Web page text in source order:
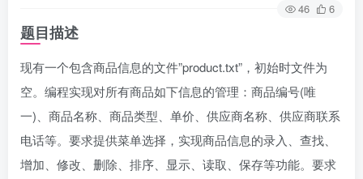
46 6
题目描述
现有一个包含商品信息的文件”product.txt”，初始时文件为
空。编程实现对所有商品如下信息的管理：商品编号(唯
一)、商品名称、商品类型、单价、供应商名称、供应商联系
电话等。要求提供菜单选择，实现商品信息的录入、查找、
增加、修改、删除、排序、显示、读取、保存等功能。要求